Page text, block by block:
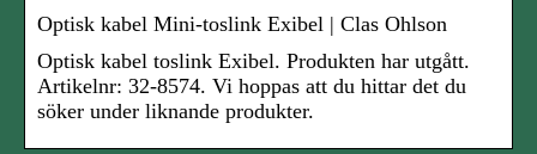
Optisk kabel Mini-toslink Exibel | Clas Ohlson
Optisk kabel toslink Exibel. Produkten har utgått.
Artikelnr: 32-8574. Vi hoppas att du hittar det du
söker under liknande produkter.